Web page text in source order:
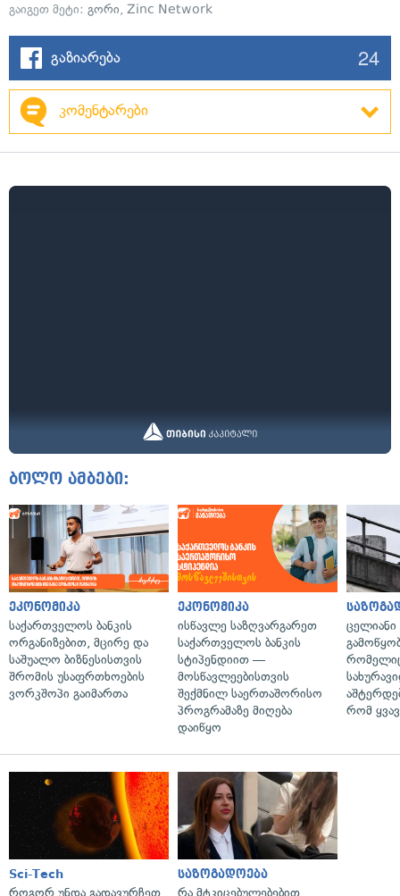
გაიგეთ მეტი: გორი, Zinc Network
გაზიარება 24
კომენტარები
ბოლო ამბები:
ეკონომიკა
საქართველოს ბანკის
ორგანიზებით, მცირე და
საშუალო ბიზნესისთვის
შრომის უსაფრთხოების
ვორკშოპი გაიმართა
ეკონომიკა
ისწავლე საზღვარგარეთ
საქართველოს ბანკის
სტიპენდიით —
მოსწავლეებისთვის
შექმნილ საერთაშორისო
პროგრამაზე მიღება
დაიწყო
რომელიც
რომ
Sci-Tech საზოგადოება